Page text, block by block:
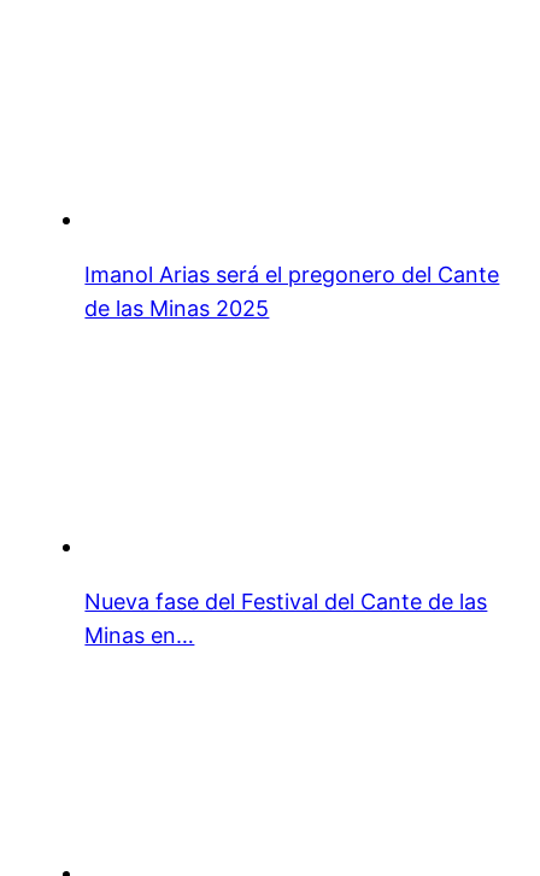
Imanol Arias será el pregonero del Cante
de las Minas 2025
Nueva fase del Festival del Cante de las
Minas en…